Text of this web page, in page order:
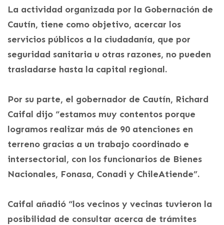
La actividad organizada por la Gobernación de
Cautín, tiene como objetivo, acercar los
servicios públicos a la ciudadanía, que por
seguridad sanitaria u otras razones, no pueden
trasladarse hasta la capital regional.
Por su parte, el gobernador de Cautín, Richard
Caifal dijo “estamos muy contentos porque
logramos realizar más de 90 atenciones en
terreno gracias a un trabajo coordinado e
intersectorial, con los funcionarios de Bienes
Nacionales, Fonasa, Conadi y ChileAtiende”.
Caifal añadió “los vecinos y vecinas tuvieron la
posibilidad de consultar acerca de trámites